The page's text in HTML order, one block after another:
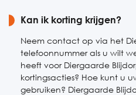
Kan ik korting krijgen?
Neem contact op via het
telefoonnummer als u wilt
heeft voor Diergaarde
kortingsacties? Hoe kunt u
gebruiken? Diergaarde